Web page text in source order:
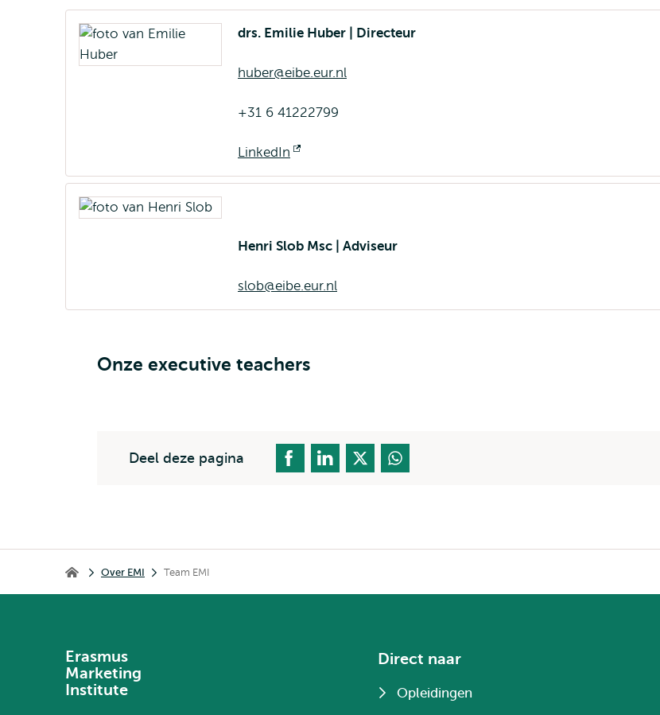
drs. Emilie Huber | Directeur
huber@eibe.eur.nl
+31 6 41222799
LinkedIn
extern
Henri Slob Msc | Adviseur
slob@eibe.eur.nl
Onze executive teachers
Deel deze pagina
Erasmus Marketing Institute
Over EMI Team EMI
Erasmus
Marketing
Institute
Direct naar
Opleidingen